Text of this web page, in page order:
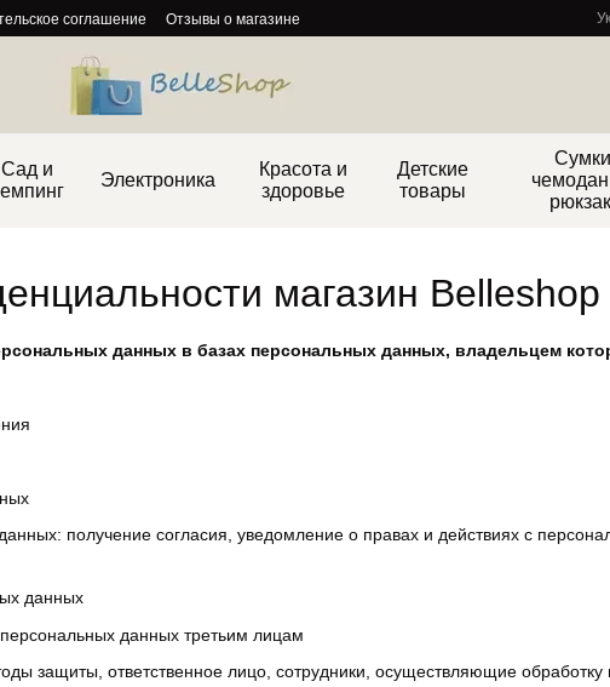
соглашение
Отзывы о магазине
Сад и
Электроника
Красота и
здоровье
Детские
товары
магазин Belleshop
данных в базах персональных данных, владельцем
получение согласия, уведомление о правах и действиях с
данных
данных третьим лицам
защиты, ответственное лицо, сотрудники, осуществляющие